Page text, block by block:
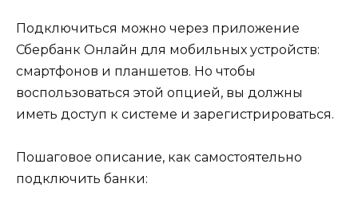
Подключиться можно через приложение
Сбербанк Онлайн для мобильных устройств:
смартфонов и планшетов. Но чтобы
воспользоваться этой опцией, вы должны
иметь доступ к системе и зарегистрироваться.
Пошаговое описание, как самостоятельно
подключить банки: